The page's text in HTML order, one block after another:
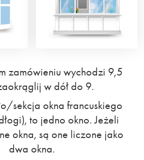
zamówieniu wychodzi 9,5
w dół do 9.
sekcja okna francuskiego
to jedno okno. Jeżeli
okna, są one liczone jako
dwa okna.